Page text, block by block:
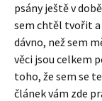
psány ještě v
sem chtěl tvořit
dávno, než sem
věci jsou celkem
toho, že sem se
článek vám zde